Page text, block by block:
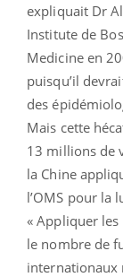
expliquait Dr
Institute de
Medicine en
puisqu’il
des
Mais cette
13 millions de
la Chine
l’OMS pour la
« Appliquer
le nombre de
internationaux